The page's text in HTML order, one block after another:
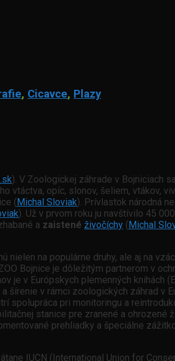
, Cicavce, Plazy
). V Zoologickej záhrade v Bojniciach
vtáctva, opíc, slonov, šeliem, vtákov,
(Michal Sloviak). Prívlastok národná
). Už v prvom roku ju navštívilo 45
a zaistené živočíchy (Michal
na populárne druhy, ale aj na
Bojnice je dôležitým partnerom v
je v Európskych plemenných knihách
a šírenie v rámci zoologických záhrad v
pri monitoringu a
stanice pre zranené a ohrozené
prehliadky a špeciálne
IUCN (International Union for